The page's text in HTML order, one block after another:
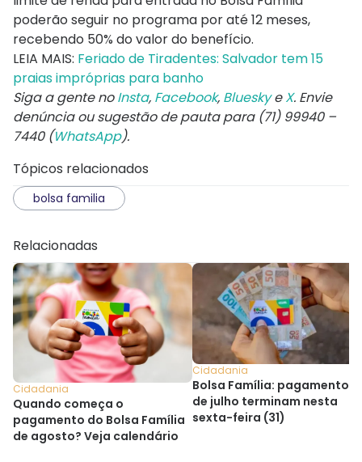
poderão seguir no programa por até 12 meses,
recebendo 50% do valor do benefício.
LEIA MAIS: Feriado de Tiradentes: Salvador tem 15
praias impróprias para banho
Siga a gente noInsta, Facebook, BlueskyeX. Envie
denúncia ou sugestão de pauta para (71) 99940 –
7440 (WhatsApp).
Tópicos relacionados
bolsa familia
Relacionadas
Cidadania
Quando começa o
pagamento do Bolsa Família
de agosto? Veja calendário
Cidadania
Bolsa Família: pagamentos
de julho terminam nesta
sexta-feira (31)